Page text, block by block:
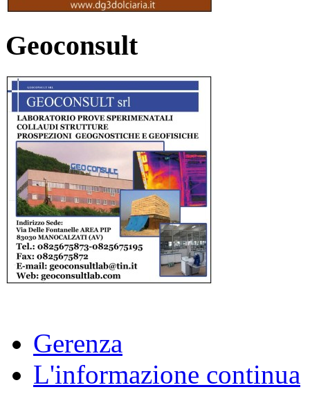
Geoconsult
Gerenza
L'informazione continua